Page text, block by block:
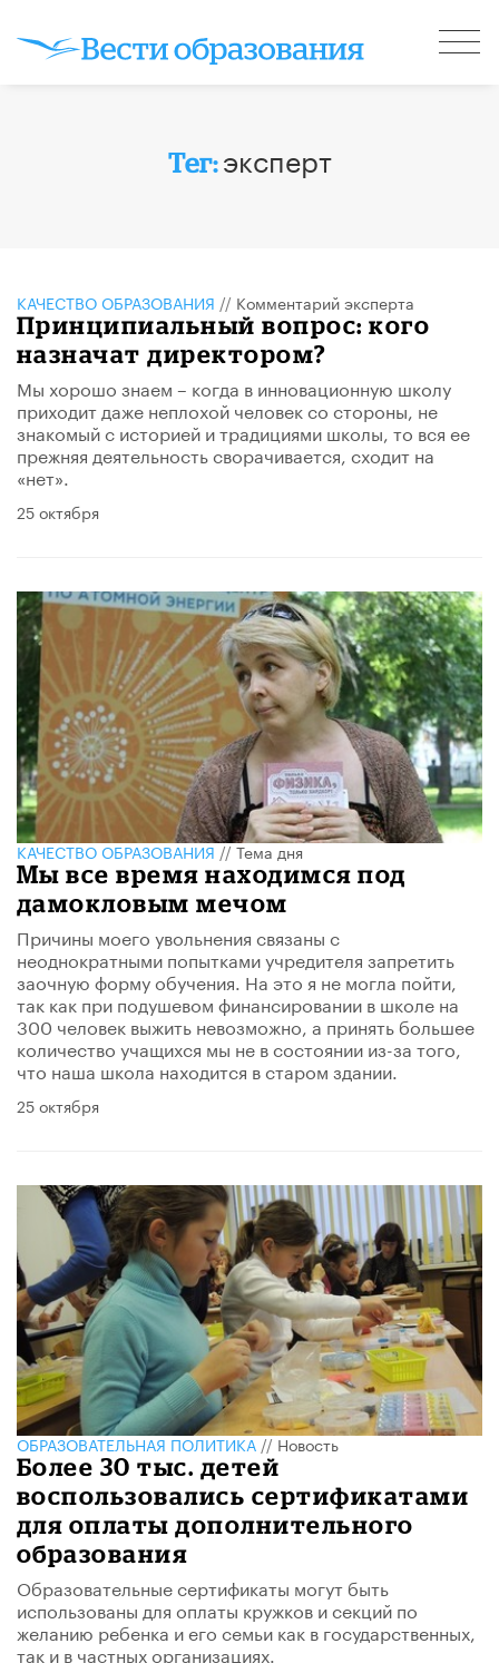
Тег:эксперт
КАЧЕСТВО ОБРАЗОВАНИЯ // Комментарий эксперта
Принципиальный вопрос: кого
назначат директором?
Мы хорошо знаем – когда в инновационную школу
приходит даже неплохой человек со стороны, не
знакомый с историей и традициями школы, то вся ее
прежняя деятельность сворачивается, сходит на
«нет».
25 октября
КАЧЕСТВО ОБРАЗОВАНИЯ//Тема дня
Мы все время находимся под
дамокловым мечом
Причины моего увольнения связаны с
неоднократными попытками учредителя запретить
заочную форму обучения. На это я не могла пойти,
так как при подушевом финансировании в школе на
300 человек выжить невозможно, а принять большее
количество учащихся мы не в состоянии из-за того,
что наша школа находится в старом здании.
25 октября
ОБРАЗОВАТЕЛЬНАЯ ПОЛИТИКА//Новость
Более 30 тыс. детей
воспользовались сертификатами
для оплаты дополнительного
образования
Образовательные сертификаты могут быть
использованы для оплаты кружков и секций по
желанию ребенка и его семьи как в государственных,
так и в частных организациях.